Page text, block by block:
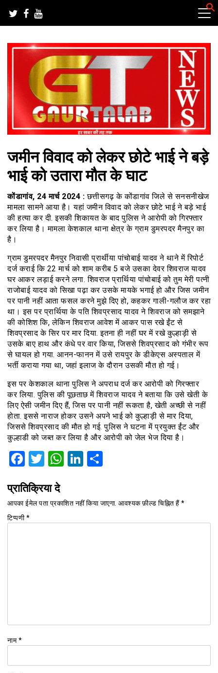
content
गौरतलब न्यूज
जमीन विवाद को लेकर छोटे भाई ने बड़े
भाई को उतारा मौत के घाट
कोंडागांव, 24 मार्च 2024 :छत्तीसगढ़ के कोंडागांव जिले से सनसनीखेज
मामला सामने आया है। यहां जमीन विवाद को लेकर छोटे भाई ने बड़े भाई
की हत्या कर दी. इसकी शिकायत के बाद पुलिस ने आराेपी को गिरफ्तार
कर लिया है। मामला केशकाल थाना क्षेत्र के ग्राम डुमरपदर मैनपुर का
है।
ग्राम डुमरपदर मैनपुर निवासी प्रार्थीया पांचोबाई यादव ने थाने में रिपोर्ट
दर्ज कराई कि 22 मार्च को शाम करीब 5 बजे उसका देवर शिवराज यादव
घर आकर लड़ाई करने लगा. शिवराज प्रार्थिया पांचोबाई को तुम मेरी पत्नी
राजोबाई यादव को सिखा पढ़ा कर उसके मायके भगाई हो और जिस जमीन
पर पानी नहीं आता फसल करने मुझे दिए हो, कहकर गाली-गलौज कर रहा
था। इस पर प्रार्थिया के पति शिवप्रसाद यादव ने शिवराज को समझाने
की कोशिश कि, लेकिन शिवराज आवेश में आकर पास रखे ईंट से
शिवप्रसाद के सिर पर मार दिया. इतना ही नहीं घर में रखे कुल्हाड़ी से
उसके बाए हाथ और कंधे पर वार किया, जिससे शिवप्रसाद को गंभीर रूप
से घायल हो गया. आनन-फानन में उसे रायपुर के डीकेएस अस्पताल में
भर्ती कराया गया था, जहां इलाज के दौरान उसकी मौत हो गई।
इस पर केशकाल थाना पुलिस ने अपराध दर्ज कर आरोपी को गिरफ्तार
कर लिया. पुलिस की पूछताछ में शिवराज यादव ने बताया कि उसे खेती के
लिए ऐसी जमीन दिए हैं, जिस पर पानी नहीं रूकता है, खेती अच्छी से नहीं
होता. इससे नाराज होकर उसने अपने भाई को कुल्हाड़ी से मार दिया,
जिससे शिवप्रसाद की मौत हो गई. पुलिस ने घटना में प्रयुक्त ईंट और
कुल्हाडी को जब्त कर लिया है और आरोपी को जेल भेज दिया है।
Facebook
Twitter
WhatsApp
LinkedIn
प्रातिक्रिया दे
आपका ईमेल पता प्रकाशित नहीं किया जाएगा. आवश्यक फ़ील्ड चिह्नित हैं*
टिप्पणी*
नाम*